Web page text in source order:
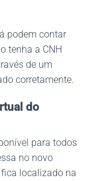
podem contar
tenha a CNH
de um
corretamente.
do
para todos
no novo
localizado na